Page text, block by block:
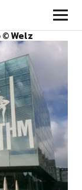
Welz